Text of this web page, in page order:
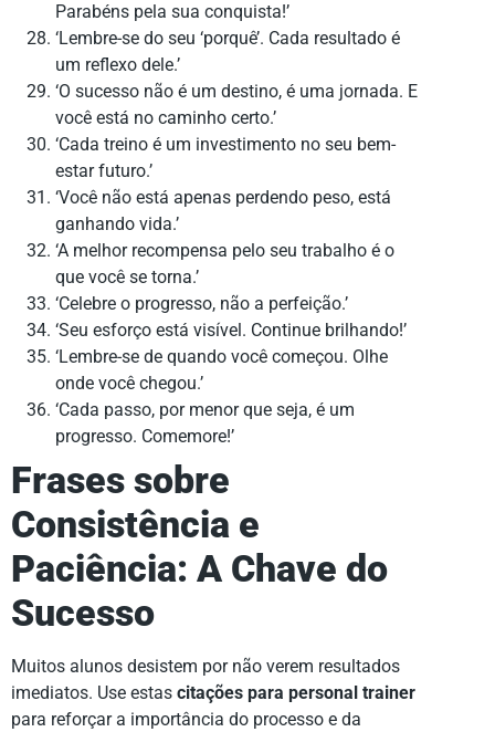
Parabéns pela sua conquista!’
‘Lembre-se do seu ‘porquê’. Cada resultado é
um reflexo dele.’
‘O sucesso não é um destino, é uma jornada. E
você está no caminho certo.’
‘Cada treino é um investimento no seu bem-
estar futuro.’
‘Você não está apenas perdendo peso, está
ganhando vida.’
‘A melhor recompensa pelo seu trabalho é o
que você se torna.’
‘Celebre o progresso, não a perfeição.’
‘Seu esforço está visível. Continue brilhando!’
‘Lembre-se de quando você começou. Olhe
onde você chegou.’
‘Cada passo, por menor que seja, é um
progresso. Comemore!’
Frases sobre
Consistência e
Paciência: A Chave do
Sucesso
Muitos alunos desistem por não verem resultados
imediatos. Use estas citações para personal trainer
para reforçar a importância do processo e da